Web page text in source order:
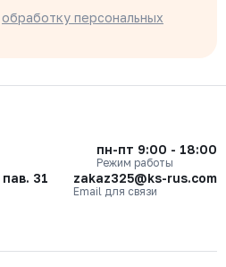
обработку персональных
пн-пт 9:00 - 18:00
Режим работы
31 zakaz325@ks-rus.com
Email для связи